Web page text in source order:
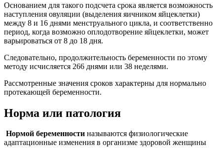
Основанием для такого подсчета срока является возможность
наступления овуляции (выделения яичником яйцеклетки)
между 8 и 16 днями менструального цикла, и соответственно
период, когда возможно оплодотворение яйцеклетки, может
варьироваться от 8 до 18 дня.
Следовательно, продолжительность беременности по этому
методу исчисляется 266 днями или 38 неделями.
Рассмотренные значения сроков характерны для нормально
протекающей беременности.
Норма или патология
Нормой беременности называются физиологические
адаптационные изменения в организме здоровой женщины